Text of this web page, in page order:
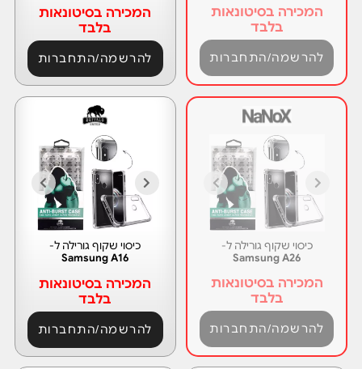
המכירה בסיטונאות
בלבד
להרשמה/התחברות
המכירה בסיטונאות
בלבד
להרשמה/התחברות
כיסוי שקוף גורילה ל-
Samsung A26
המכירה בסיטונאות
בלבד
להרשמה/התחברות
כיסוי שקוף גורילה ל-
Samsung A16
המכירה בסיטונאות
בלבד
להרשמה/התחברות